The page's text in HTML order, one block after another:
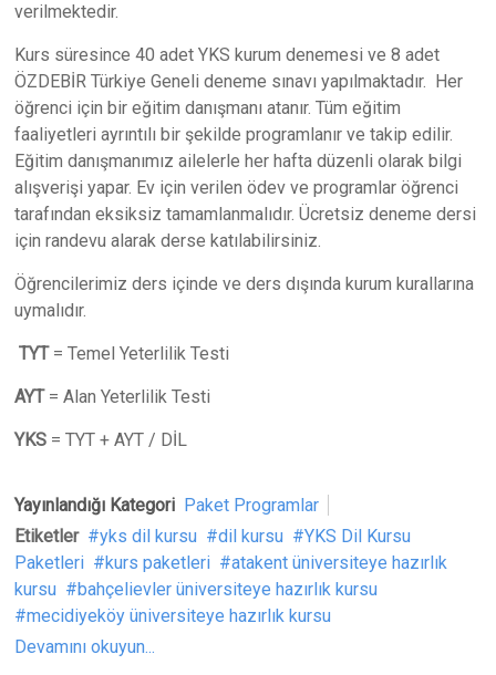
verilmektedir.
Kurs süresince 40 adet YKS kurum denemesi ve 8 adet
ÖZDEBİR Türkiye Geneli deneme sınavı yapılmaktadır. Her
öğrenci için bir eğitim danışmanı atanır. Tüm eğitim
faaliyetleri ayrıntılı bir şekilde programlanır ve takip edilir.
Eğitim danışmanımız ailelerle her hafta düzenli olarak bilgi
alışverişi yapar. Ev için verilen ödev ve programlar öğrenci
tarafından eksiksiz tamamlanmalıdır. Ücretsiz deneme dersi
için randevu alarak derse katılabilirsiniz.
Öğrencilerimiz ders içinde ve ders dışında kurum kurallarına
uymalıdır.
TYT= Temel Yeterlilik Testi
AYT= Alan Yeterlilik Testi
YKS= TYT + AYT / DİL
Yayınlandığı Kategori Paket Programlar
Etiketler
yks dil kursu dil kursu
YKS Dil Kursu
Paketleri
kurs paketleri
atakent üniversiteye hazırlık
kursu
bahçelievler üniversiteye hazırlık kursu
mecidiyeköy üniversiteye hazırlık kursu
Devamını okuyun...